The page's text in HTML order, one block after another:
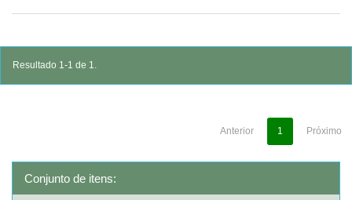
Resultado 1-1 de 1.
Anterior 1 Próximo
Conjunto de itens: